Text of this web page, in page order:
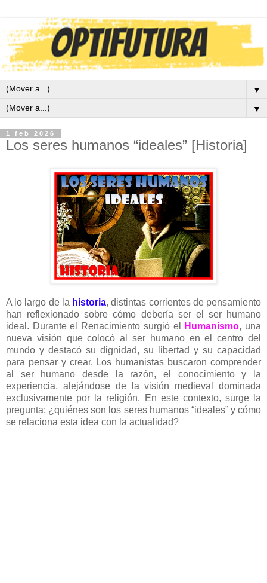
▼
▼
1 feb 2026
Los seres humanos “ideales” [Historia]
A lo largo de la historia, distintas corrientes de pensamiento
han reflexionado sobre cómo debería ser el ser humano
ideal. Durante el Renacimiento surgió el
Humanismo, una
nueva visión que colocó al ser humano en el centro del
mundo y destacó su dignidad, su libertad y su capacidad
para pensar y crear. Los humanistas buscaron comprender
al ser humano desde la razón, el conocimiento y la
experiencia, alejándose de la visión medieval dominada
exclusivamente por la religión. En este contexto, surge la
pregunta: ¿quiénes son los seres humanos “ideales” y cómo
se relaciona esta idea con la actualidad?